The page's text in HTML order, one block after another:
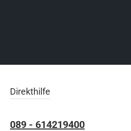
Direkthilfe
089 - 614219400